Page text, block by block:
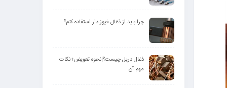
چرا باید از ذغال فیوز دار استفاده کنم؟
ذغال دریل چیست؟|نحوه تعویض+نکات
مهم آن